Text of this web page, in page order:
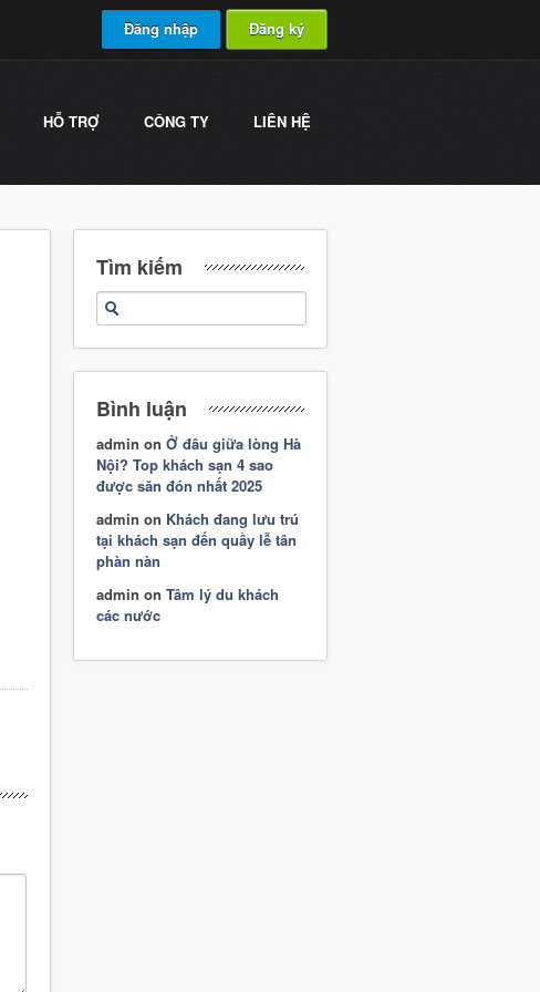
Đăng nhập Đăng ký
HỖ TRỢ CÔNG TY LIÊN HỆ
Tìm kiếm
Bình luận
admin on Ở đâu giữa lòng Hà
Nội? Top khách sạn 4 sao
được săn đón nhất 2025
admin on Khách đang lưu trú
tại khách sạn đến quầy lễ tân
phàn nàn
admin on Tâm lý du khách
các nước